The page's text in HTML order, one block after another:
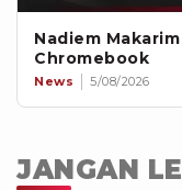
Nadiem
Chromebook
News 5/08/2026
JANGAN